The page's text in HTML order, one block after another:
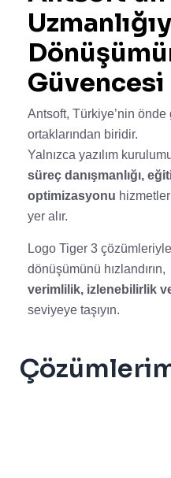
Güvencesi
Antsoft, Türkiye’nin
ortaklarından biridir.
Yalnızca yazılım
süreç danışmanlığı,
optimizasyonu
yer alır.
Logo Tiger 3
dönüşümünü hızlandırın,
verimlilik, izlenebilirlik
seviyeye taşıyın.